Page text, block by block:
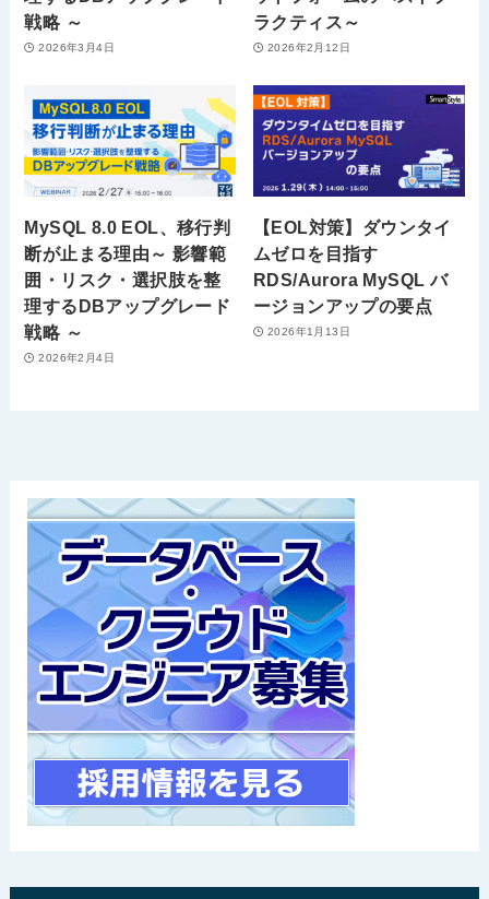
戦略 ～
2026年3月4日
ラクティス～
2026年2月12日
MySQL 8.0 EOL、移行判
断が止まる理由～ 影響範
囲・リスク・選択肢を整
理するDBアップグレード
戦略 ～
2026年2月4日
【EOL対策】ダウンタイ
ムゼロを目指す
RDS/Aurora MySQL バ
ージョンアップの要点
2026年1月13日